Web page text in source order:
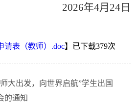
2026年4月 24 日
请表（教师）.doc】已下载379次
大出发，向世界启航”学生出国
的通知